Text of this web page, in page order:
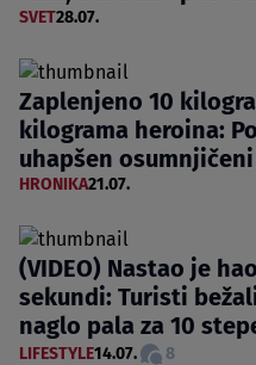
SVET28.07.
Zaplenjeno 10
kilograma heroina:
uhapšen
HRONIKA21.07.
(VIDEO) Nastao je
sekundi: Turisti
naglo pala za 10
LIFESTYLE14.07. 8